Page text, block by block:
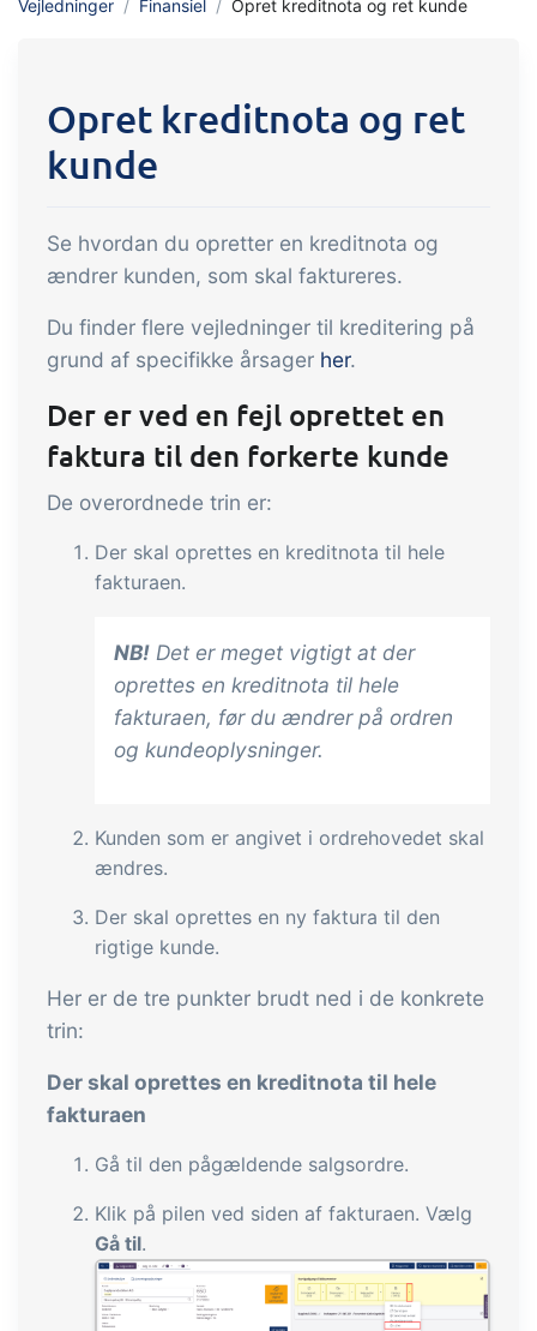
indtjening
forbindelse med handel og produktion
Salg og indkøb
Automatisér de mange opgaver
forbundet med samhandel
kvalitetsstyring
automatiseret kvalitetsstyring
Certifikater og
økologiregnskab
tracezilla gør det nemt at drive en
bæredygtig og certificeret
B2B Commerce
B2B Commerce kan fungere som
sælgerportal, leverandørportal eller
Tilføjelse
Opgaver & kontroller
kritiske kontrolpunkter integreret i din
ordrestyring - helt digitalt
Tilføjelse
Power Pack
og labels, sidevisninger, dataudtræk,
rapporter og indlejrede dashboards!
Connect
Masser af muligheder for automatik og
tilpassede flows via udveksling af filer
og data med andre systemer og
enheder
Vejledninger Finansiel Opret kreditnota og ret kunde
Opret kreditnota og ret
kunde
Se hvordan du opretter en kreditnota og
ændrer kunden, som skal faktureres.
Du finder flere vejledninger til kreditering på
grund af specifikke årsager her.
Der er ved en fejl oprettet en
faktura til den forkerte kunde
De overordnede trin er:
Der skal oprettes en kreditnota til hele
fakturaen.
NB! Det er meget vigtigt at der
oprettes en kreditnota til hele
fakturaen, før du ændrer på ordren
og kundeoplysninger.
Kunden som er angivet i ordrehovedet skal
ændres.
Der skal oprettes en ny faktura til den
rigtige kunde.
Her er de tre punkter brudt ned i de konkrete
trin:
Der skal oprettes en kreditnota til hele
fakturaen
Gå til den pågældende salgsordre.
Klik på pilen ved siden af fakturaen. Vælg
Gå til.